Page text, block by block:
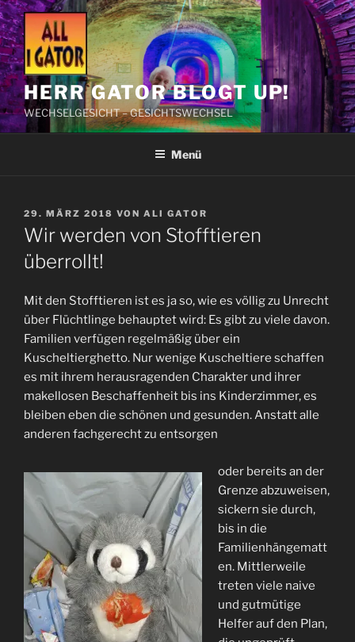
Zum
Inhalt
springen
HERR GATOR BLOGT UP!
WECHSELGESICHT – GESICHTSWECHSEL
Menü
VERÖFFENTLICHT
AM
29. MÄRZ 2018 VON ALI GATOR
Wir werden von Stofftieren
überrollt!
Mit den Stofftieren ist es ja so, wie es völlig zu Unrecht
über Flüchtlinge behauptet wird: Es gibt zu viele davon.
Familien verfügen regelmäßig über ein
Kuscheltierghetto. Nur wenige Kuscheltiere schaffen
es mit ihrem herausragenden Charakter und ihrer
makellosen Beschaffenheit bis ins Kinderzimmer, es
bleiben eben die schönen und gesunden. Anstatt alle
anderen fachgerecht zu entsorgen
oder bereits an der
Grenze abzuweisen,
sickern sie durch,
bis in die
Familienhängematt
en. Mittlerweile
treten viele naive
und gutmütige
Helfer auf den Plan,